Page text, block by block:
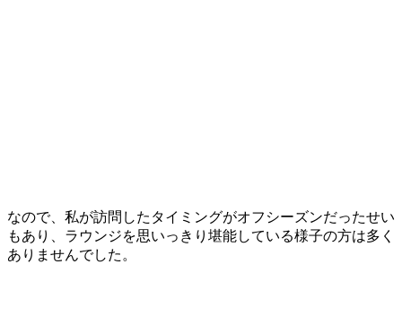
なので、私が訪問したタイミングがオフシーズンだったせい
もあり、ラウンジを思いっきり堪能している様子の方は多く
ありませんでした。